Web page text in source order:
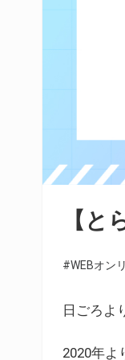
【
#WEBオン
日ごろよ
2020年よ